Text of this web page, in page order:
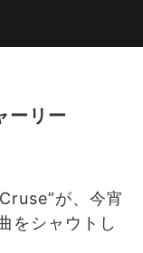
リー
が、今宵
をシャウトし